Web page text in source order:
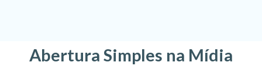
Abertura Simples na Mídia